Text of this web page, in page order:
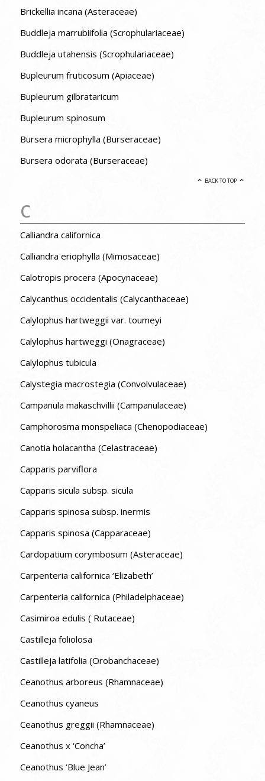
Brickellia incana (Asteraceae)
Buddleja marrubiifolia (Scrophulariaceae)
Buddleja utahensis (Scrophulariaceae)
Bupleurum fruticosum (Apiaceae)
Bupleurum gilbrataricum
Bupleurum spinosum
Bursera microphylla (Burseraceae)
Bursera odorata (Burseraceae)
BACK TO TOP
C
Calliandra californica
Calliandra eriophylla (Mimosaceae)
Calotropis procera (Apocynaceae)
Calycanthus occidentalis (Calycanthaceae)
Calylophus hartweggii var. toumeyi
Calylophus hartweggi (Onagraceae)
Calylophus tubicula
Calystegia macrostegia (Convolvulaceae)
Campanula makaschvillii (Campanulaceae)
Camphorosma monspeliaca (Chenopodiaceae)
Canotia holacantha (Celastraceae)
Capparis parviflora
Capparis sicula subsp. sicula
Capparis spinosa subsp. inermis
Capparis spinosa (Capparaceae)
Cardopatium corymbosum (Asteraceae)
Carpenteria californica ‘Elizabeth’
Carpenteria californica (Philadelphaceae)
Casimiroa edulis ( Rutaceae)
Castilleja foliolosa
Castilleja latifolia (Orobanchaceae)
Ceanothus arboreus (Rhamnaceae)
Ceanothus cyaneus
Ceanothus greggii (Rhamnaceae)
Ceanothus x ‘Concha’
Ceanothus ‘Blue Jean’